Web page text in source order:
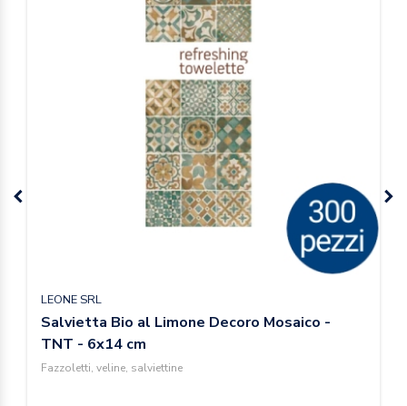
LEONE SRL
Salvietta Bio al Limone Decoro Mosaico -
TNT - 6x14 cm
Fazzoletti, veline, salviettine